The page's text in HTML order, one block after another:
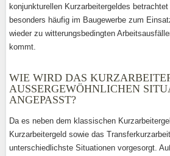
konjunkturellen Kurzarbeitergeldes
besonders häufig im Baugewerbe zum
wieder zu witterungsbedingten
kommt.
WIE WIRD DAS
AUSSERGEWÖHNLICHEN
NGEPASST?
Da es neben dem klassischen
Kurzarbeitergeld sowie das
unterschiedlichste Situationen vorgesorgt.